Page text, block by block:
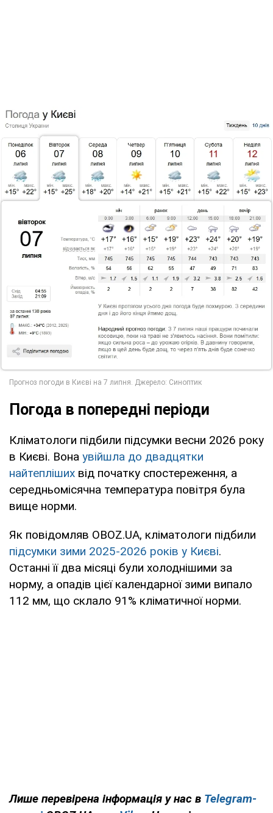
Погода в попередні періоди
Кліматологи підбили підсумки весни 2026 року
в Києві. Вона увійшла до двадцятки
найтепліших від початку спостереження, а
середньомісячна температура повітря була
вище норми.
Як повідомляв OBOZ.UA, кліматологи підбили
підсумки зими 2025-2026 років у Києві.
Останні її два місяці були холоднішими за
норму, а опадів цієї календарної зими випало
112 мм, що склало 91% кліматичної норми.
Лише перевірена інформація у нас в Telegram-